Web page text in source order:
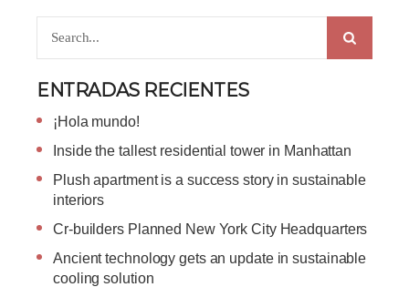
ENTRADAS RECIENTES
¡Hola mundo!
Inside the tallest residential tower in Manhattan
Plush apartment is a success story in sustainable
interiors
Cr-builders Planned New York City Headquarters
Ancient technology gets an update in sustainable
cooling solution